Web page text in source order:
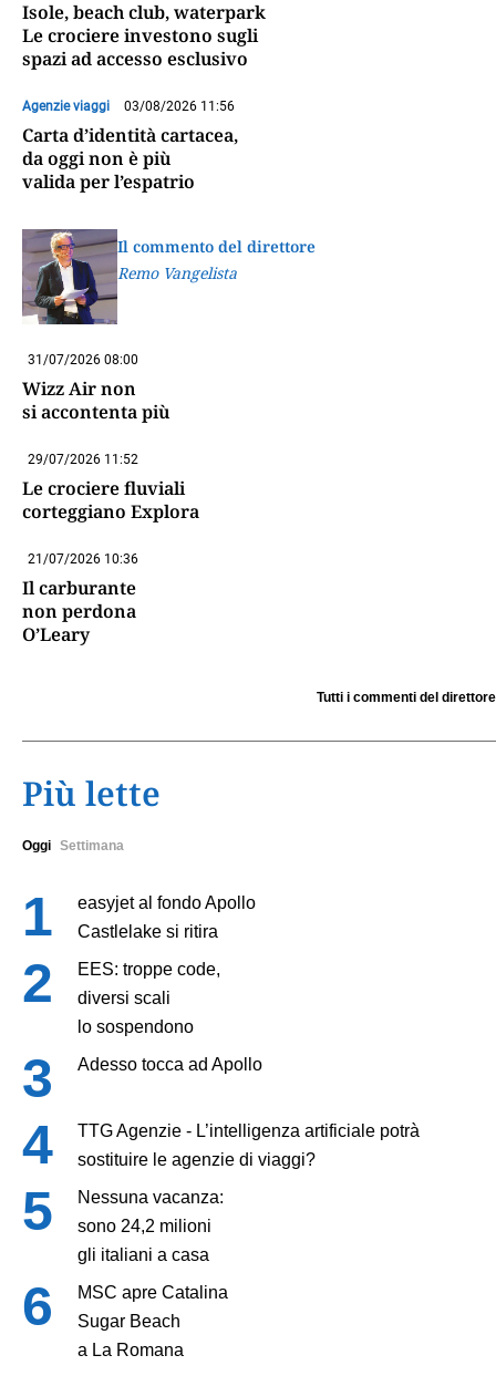
Isole, beach club, waterpark
Le crociere investono sugli
spazi ad accesso esclusivo
Agenzie viaggi 03/08/2026 11:56
Carta d’identità cartacea,
da oggi non è più
valida per l’espatrio
Il commento del direttore
Remo Vangelista
31/07/2026 08:00
Wizz Air non
si accontenta più
29/07/2026 11:52
Le crociere fluviali
corteggiano Explora
21/07/2026 10:36
Il carburante
non perdona
O’Leary
Tutti i commenti del direttore
Più lette
Oggi Settimana
easyjet al fondo Apollo
Castlelake si ritira
EES: troppe code,
diversi scali
lo sospendono
Adesso tocca ad Apollo
TTG Agenzie - L’intelligenza artificiale potrà
sostituire le agenzie di viaggi?
Nessuna vacanza:
sono 24,2 milioni
gli italiani a casa
MSC apre Catalina
Sugar Beach
a La Romana